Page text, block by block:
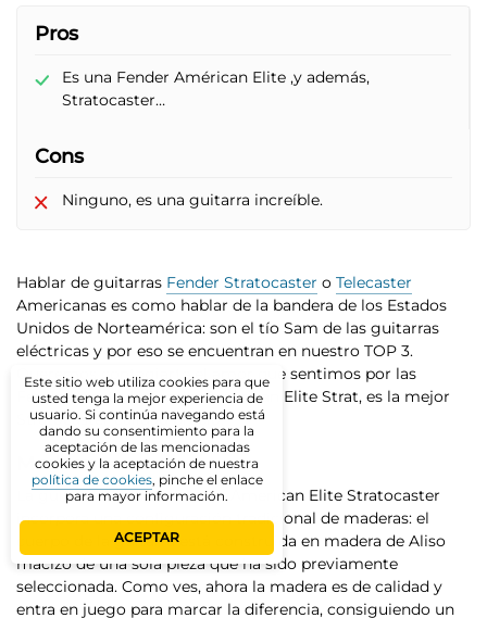
Pros
Es una Fender Américan Elite ,y además,
Stratocaster…
Cons
Ninguno, es una guitarra increíble.
Hablar de guitarras Fender Stratocaster o Telecaster
Americanas es como hablar de la bandera de los Estados
Unidos de Norteamérica: son el tío Sam de las guitarras
eléctricas y por eso se encuentran en nuestro TOP 3.
Queremos contagiarte el amor que sentimos por las
Fender. Y esta, la Fender American Elite Strat, es la mejor
Stratocaster calidad precio.
Madera:
La guitarra eléctrica Fender American Elite Stratocaster
incorpora una configuración tradicional de maderas: el
cuerpo de la guitarra está construida en madera de Aliso
macizo de una sola pieza que ha sido previamente
seleccionada. Como ves, ahora la madera es de calidad y
entra en juego para marcar la diferencia, consiguiendo un
Este sitio web utiliza cookies para que
usted tenga la mejor experiencia de
usuario. Si continúa navegando está
dando su consentimiento para la
aceptación de las mencionadas
cookies y la aceptación de nuestra
política de cookies, pinche el enlace
para mayor información.
ACEPTAR